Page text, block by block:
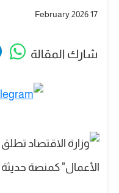
17 February 2026
شارك المقالة